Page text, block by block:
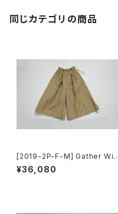
同じカテゴリの商品
[2019-2P-F-M] Gather Wid
e Pants
¥36,080